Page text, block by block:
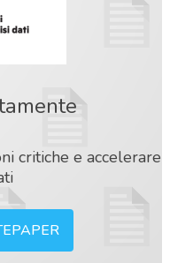
critiche e accelerare